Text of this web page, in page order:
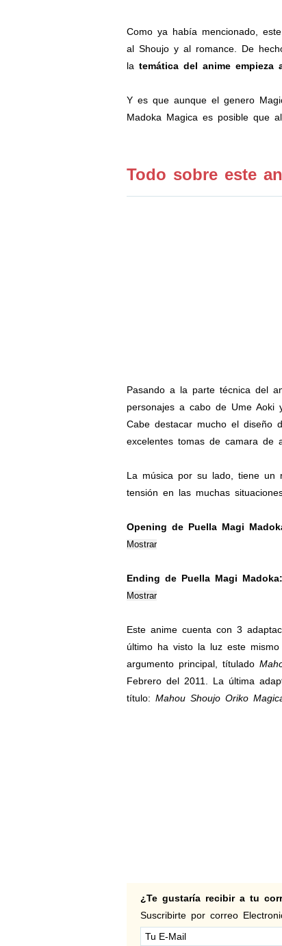
Como ya había mencionado,
al Shoujo y al romance. De
la temática del anime empieza
Y es que aunque el genero
Madoka Magica es posible que
Todo sobre este
Pasando a la parte técnica del
personajes a cabo de Ume Aoki
Cabe destacar mucho el diseño
excelentes tomas de camara de
La música por su lado, tiene un
tensión en las muchas
Opening de Puella Magi
Ending de Puella Magi Madoka:
Este anime cuenta con 3
último ha visto la luz este
argumento principal, títulado
Febrero del 2011. La última
título: Mahou Shoujo Oriko
¿Te gustaría recibir a tu
Suscribirte por correo